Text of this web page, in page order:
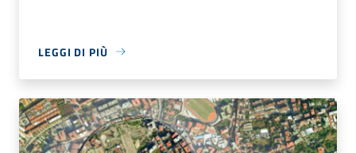
LEGGI DI PIÙ